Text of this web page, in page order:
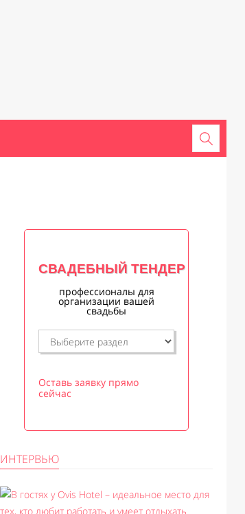
СВАДЕБНЫЙ ТЕНДЕР
профессионалы для
организации вашей
свадьбы
Оставь заявку прямо
сейчас
ИНТЕРВЬЮ